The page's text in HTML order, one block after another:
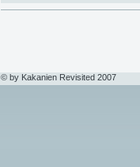
© by Kakanien Revisited 2007